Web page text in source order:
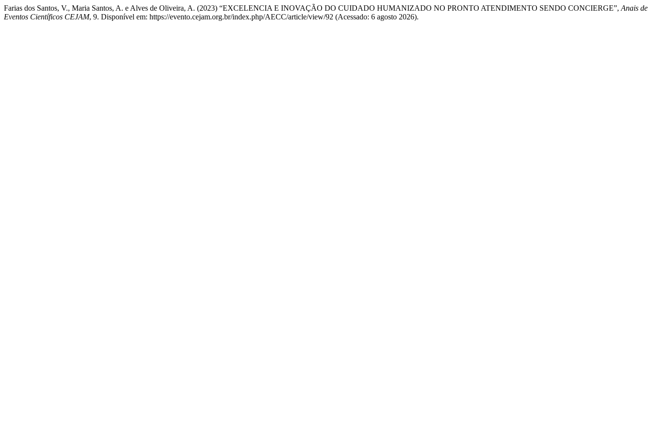
Farias dos Santos, V., Maria Santos, A. e Alves de Oliveira, A. (2023) “EXCELENCIA E INOVAÇÃO DO CUIDADO HUMANIZADO NO PRONTO ATENDIMENTO SENDO CONCIERGE”, Anais de
Eventos Científicos CEJAM, 9. Disponível em: https://evento.cejam.org.br/index.php/AECC/article/view/92 (Acessado: 6 agosto 2026).